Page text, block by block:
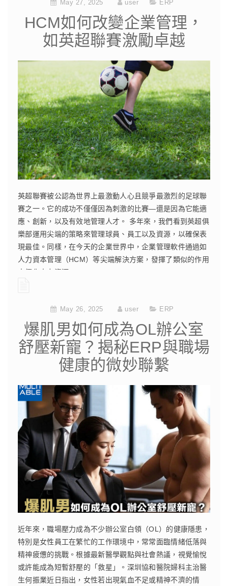
May 27, 2025 user ERP
HCM如何改變企業管理，
如英超聯賽激勵卓越
英超聯賽被公認為世界上最激動人心且競爭最激烈的足球聯
賽之一。它的成功不僅僅因為刺激的比賽—還是因為它能適
應、創新，以及有效地管理人才。 多年來，我們看到英超俱
樂部運用尖端的策略來管理球員、員工以及資源，以確保表
現最佳。同樣，在今天的企業世界中，企業管理軟件通過如
人力資本管理（HCM）等尖端解決方案，發揮了類似的作用
來優化人力資源。
May 26, 2025
user ERP
爆肌男如何成為OL辦公室
舒壓新寵？揭秘ERP與職場
健康的微妙聯繫
近年來，職場壓力成為不少辦公室白領（OL）的健康隱患，
特別是女性員工在繁忙的工作環境中，常常面臨情緒低落與
精神疲憊的挑戰。根據最新醫學觀點與社會熱議，視覺愉悅
或許能成為短暫舒壓的「救星」。深圳協和醫院婦科主治醫
生何振業近日指出，女性若出現氣血不足或精神不濟的情